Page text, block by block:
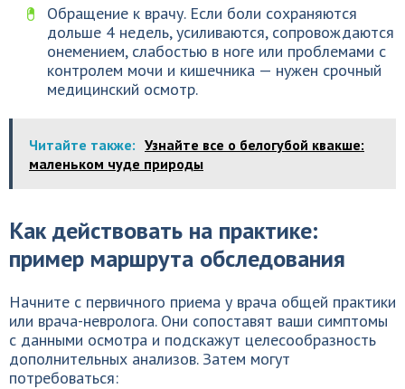
Обращение к врачу. Если боли сохраняются
дольше 4 недель, усиливаются, сопровождаются
онемением, слабостью в ноге или проблемами с
контролем мочи и кишечника — нужен срочный
медицинский осмотр.
Читайте также: Узнайте все о белогубой квакше:
маленьком чуде природы
Как действовать на практике:
пример маршрута обследования
Начните с первичного приема у врача общей практики
или врача-невролога. Они сопоставят ваши симптомы
с данными осмотра и подскажут целесообразность
дополнительных анализов. Затем могут
потребоваться: